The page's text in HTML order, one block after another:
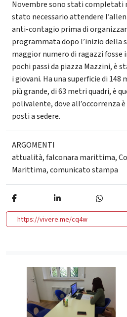
Novembre sono stati completati
stato necessario attendere
anti-contagio prima di
programmata dopo l’inizio della
maggior numero di ragazzi fosse
pochi passi da piazza Mazzini, è
i giovani. Ha una superficie di 148
più grande, di 63 metri quadri, è
polivalente, dove all’occorrenza
posti a sedere.
ARGOMENTI
attualità,falconara marittima,
Marittima,comunicato stampa
https://vivere.me/cq4w